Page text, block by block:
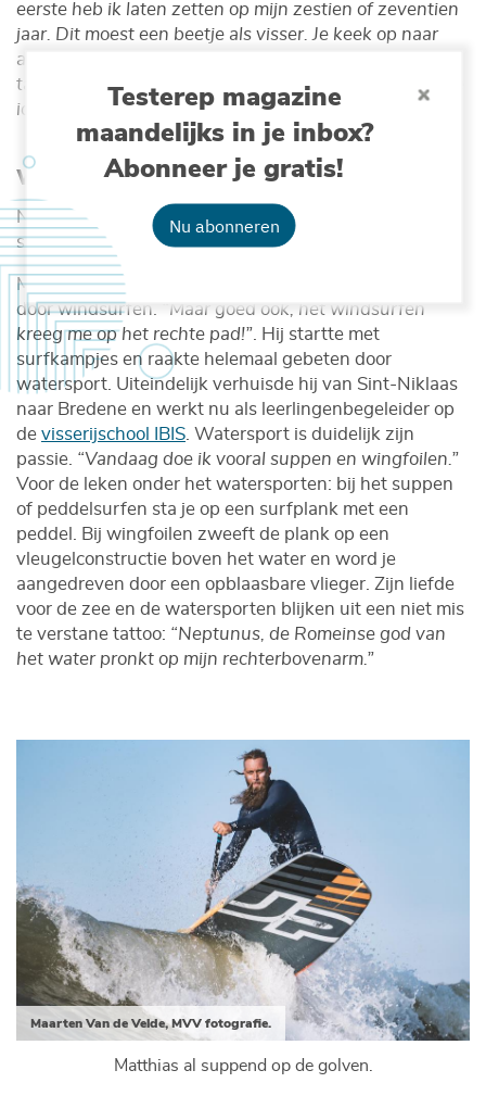
Testerep magazine
maandelijks in je inbox?
Abonneer je gratis!
Nu abonneren
eerste heb ik laten zetten op mijn zestien of zeventien
jaar. Dit moest een beetje als visser. Je keek op naar
andere vissers en wilde zijn net als hen. En al die
tattoos staan beschreven in je monsterboekje. Om je te
identificeren mocht je verdrinken.”
Watersporters
Niet alleen vissers hebben vandaag zee-tattoos, ook
surfers!
Matthias (40 jaar) raakte op zijn dertiende getriggerd
door windsurfen.
“Maar goed ook, het windsurfen
kreeg me op het rechte pad!” . Hij startte met
surfkampjes en raakte helemaal gebeten door
watersport. Uiteindelijk verhuisde hij van Sint-Niklaas
naar Bredene en werkt nu als leerlingenbegeleider op
de visserijschool IBIS . Watersport is duidelijk zijn
passie. “Vandaag doe ik vooral suppen en wingfoilen.”
Voor de leken onder het watersporten: bij het suppen
of peddelsurfen sta je op een surfplank met een
peddel. Bij wingfoilen zweeft de plank op een
vleugelconstructie boven het water en word je
aangedreven door een opblaasbare vlieger. Zijn liefde
voor de zee en de watersporten blijken uit een niet mis
te verstane tattoo: “Neptunus, de Romeinse god van
het water pronkt op mijn rechterbovenarm.”
Maarten Van de Velde, MVV fotografie.
Matthias al suppend op de golven.